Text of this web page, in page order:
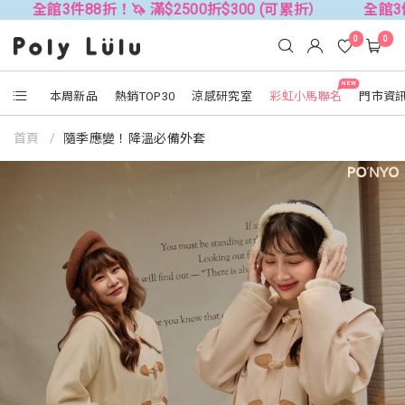
館3件88折！🦄 滿$2500折$300 (可累折） 全館3件88
本周新品 熱銷TOP30 涼感研究室
NEW
彩虹小馬聯名 門市資
0 0
首頁 隨季應變！降溫必備外套